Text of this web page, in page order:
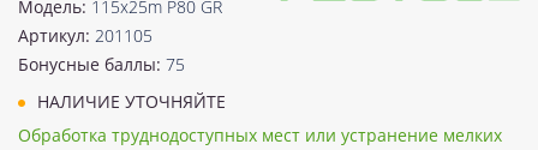
Модель: 115x25m P80 GR
Артикул: 201105
Бонусные баллы: 75
НАЛИЧИЕ УТОЧНЯЙТЕ
Обработка труднодоступных мест или устранение мелких